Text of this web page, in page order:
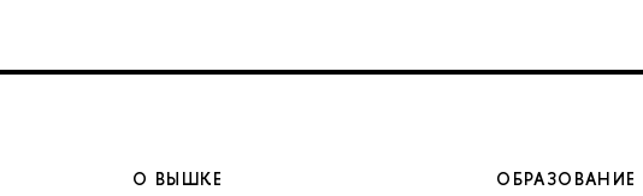
О ВЫШКЕ
ОБРАЗОВАНИЕ